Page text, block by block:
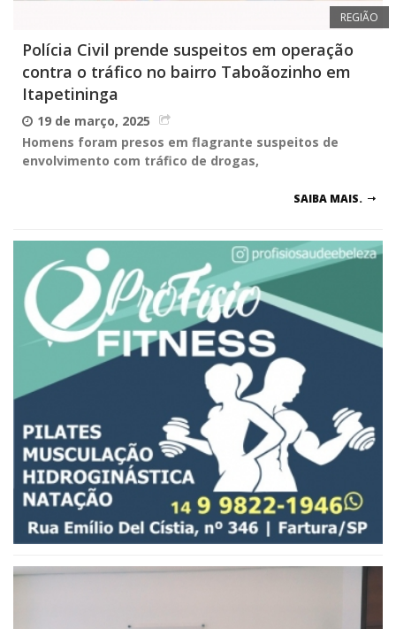
REGIÃO
Polícia Civil prende suspeitos em operação
contra o tráfico no bairro Taboãozinho em
Itapetininga
19 de março, 2025
Homens foram presos em flagrante suspeitos de
envolvimento com tráfico de drogas,
SAIBA MAIS.